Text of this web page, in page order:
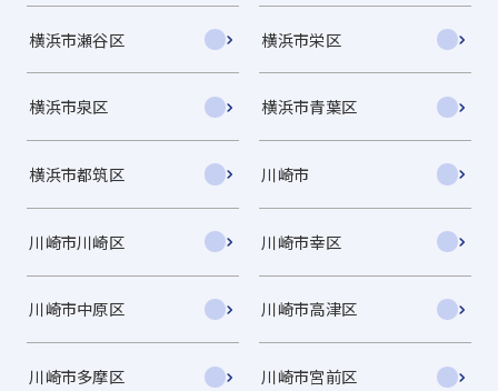
横浜市瀬谷区 横浜市栄区
横浜市泉区 横浜市青葉区
横浜市都筑区 川崎市
川崎市川崎区 川崎市幸区
川崎市中原区 川崎市高津区
川崎市多摩区 川崎市宮前区